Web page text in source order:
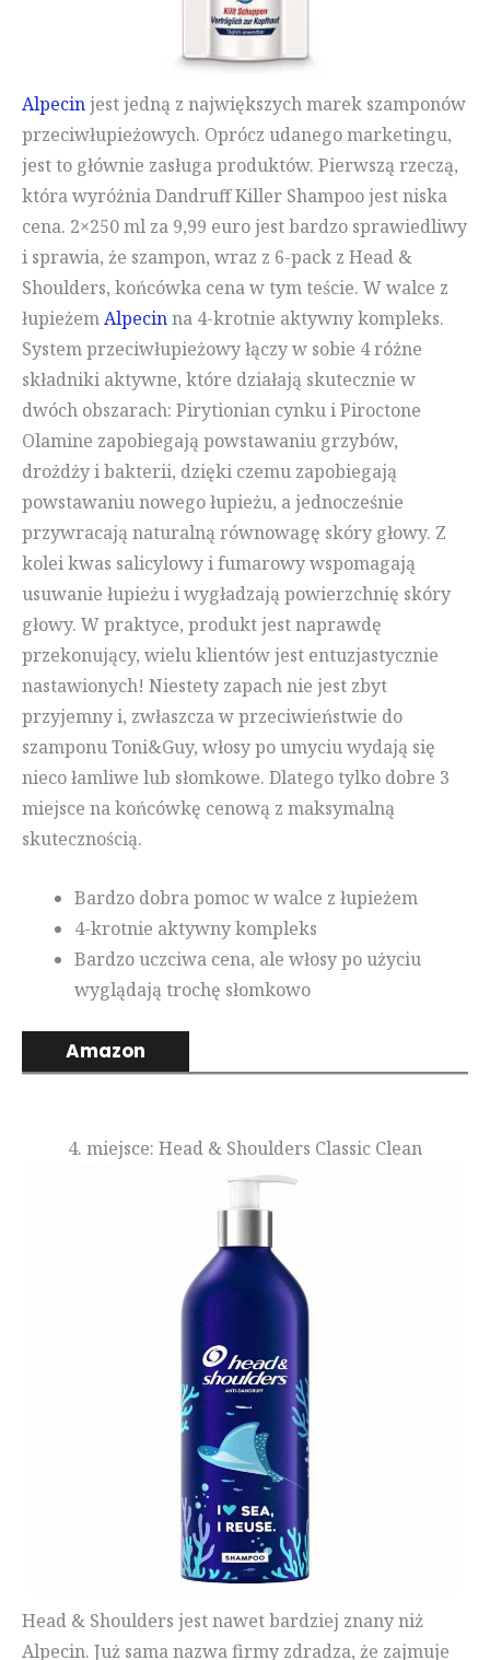
Alpecinjest jedną z największych marek szamponów
przeciwłupieżowych. Oprócz udanego marketingu,
jest to głównie zasługa produktów. Pierwszą rzeczą,
która wyróżnia Dandruff Killer Shampoo jest niska
cena. 2×250 ml za 9,99 euro jest bardzo sprawiedliwy
i sprawia, że szampon, wraz z 6-pack z Head &
Shoulders, końcówka cena w tym teście. W walce z
łupieżemAlpecinna 4-krotnie aktywny kompleks.
System przeciwłupieżowy łączy w sobie 4 różne
składniki aktywne, które działają skutecznie w
dwóch obszarach: Pirytionian cynku i Piroctone
Olamine zapobiegają powstawaniu grzybów,
drożdży i bakterii, dzięki czemu zapobiegają
powstawaniu nowego łupieżu, a jednocześnie
przywracają naturalną równowagę skóry głowy. Z
kolei kwas salicylowy i fumarowy wspomagają
usuwanie łupieżu i wygładzają powierzchnię skóry
głowy. W praktyce, produkt jest naprawdę
przekonujący, wielu klientów jest entuzjastycznie
nastawionych! Niestety zapach nie jest zbyt
przyjemny i, zwłaszcza w przeciwieństwie do
szamponu Toni&Guy, włosy po umyciu wydają się
nieco łamliwe lub słomkowe. Dlatego tylko dobre 3
miejsce na końcówkę cenową z maksymalną
skutecznością.
Bardzo dobra pomoc w walce z łupieżem
4-krotnie aktywny kompleks
Bardzo uczciwa cena, ale włosy po użyciu
wyglądają trochę słomkowo
Amazon
4. miejsce: Head & Shoulders Classic Clean
Head & Shoulders jest nawet bardziej znany niż
Alpecin. Już sama nazwa firmy zdradza, że zajmuje